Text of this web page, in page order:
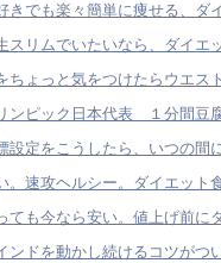
きでも楽々簡単に痩せる、ダ
スリムでいたいなら、ダイエ
ちょっと気をつけたらウエス
ンピック日本代表 １分間豆
設定をこうしたら、いつの間
。速攻ヘルシー。ダイエット
ても今なら安い。値上げ前に
ンドを動かし続けるコツがつ